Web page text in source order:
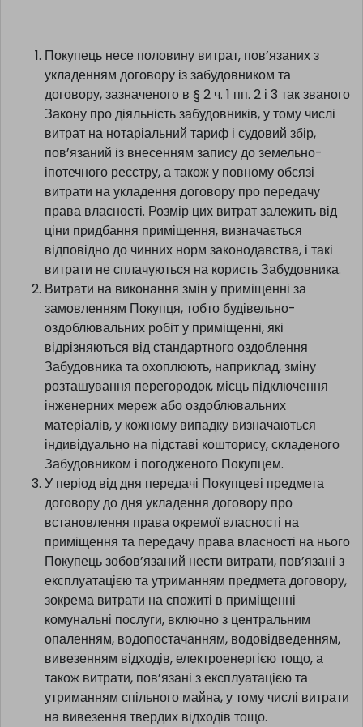
Покупець несе половину витрат, пов’язаних з
укладенням договору із забудовником та
договору, зазначеного в § 2 ч. 1 пп. 2 і 3 так званого
Закону про діяльність забудовників, у тому числі
витрат на нотаріальний тариф і судовий збір,
пов’язаний із внесенням запису до земельно-
іпотечного реєстру, а також у повному обсязі
витрати на укладення договору про передачу
права власності. Розмір цих витрат залежить від
ціни придбання приміщення, визначається
відповідно до чинних норм законодавства, і такі
витрати не сплачуються на користь Забудовника.
Витрати на виконання змін у приміщенні за
замовленням Покупця, тобто будівельно-
оздоблювальних робіт у приміщенні, які
відрізняються від стандартного оздоблення
Забудовника та охоплюють, наприклад, зміну
розташування перегородок, місць підключення
інженерних мереж або оздоблювальних
матеріалів, у кожному випадку визначаються
індивідуально на підставі кошторису, складеного
Забудовником і погодженого Покупцем.
У період від дня передачі Покупцеві предмета
договору до дня укладення договору про
встановлення права окремої власності на
приміщення та передачу права власності на нього
Покупець зобов’язаний нести витрати, пов’язані з
експлуатацією та утриманням предмета договору,
зокрема витрати на спожиті в приміщенні
комунальні послуги, включно з центральним
опаленням, водопостачанням, водовідведенням,
вивезенням відходів, електроенергією тощо, а
також витрати, пов’язані з експлуатацією та
утриманням спільного майна, у тому числі витрати
на вивезення твердих відходів тощо.